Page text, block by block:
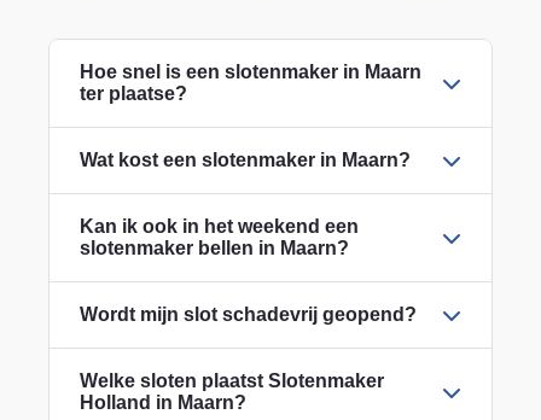
Hoe snel is een slotenmaker in Maarn
ter plaatse?
Wat kost een slotenmaker in Maarn?
Kan ik ook in het weekend een
slotenmaker bellen in Maarn?
Wordt mijn slot schadevrij geopend?
Welke sloten plaatst Slotenmaker
Holland in Maarn?